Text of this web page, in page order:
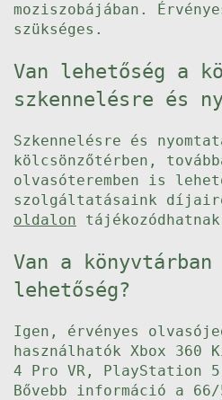
moziszobájában.
szükséges.
Van lehetőség a
szkennelésre és
Szkennelésre és
kölcsönzőtérben,
olvasóteremben is
szolgáltatásaink
oldalon
Van a
lehetőség?
Igen, érvényes
használhatók Xbox 360
4 Pro VR, PlayStation
Bővebb információ a 66/